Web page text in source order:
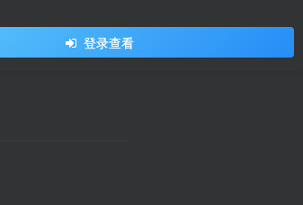
登录查看